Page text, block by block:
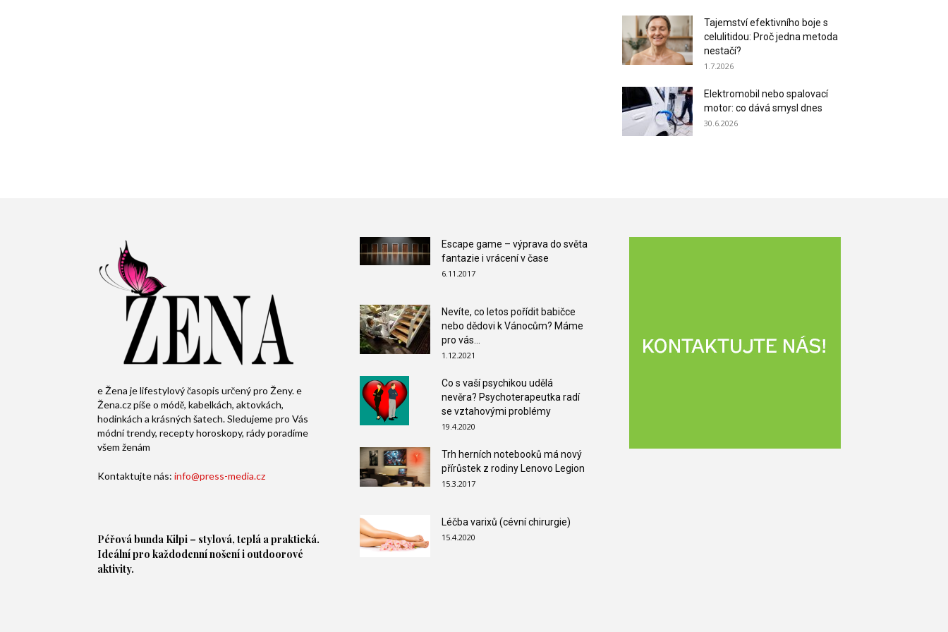
Tajemství efektivního boje s
celulitidou: Proč jedna metoda
nestačí?
1.7.2026
Elektromobil nebo spalovací
motor: co dává smysl dnes
30.6.2026
e Žena je lifestylový časopis určený pro Ženy. e
Žena.cz píše o módě, kabelkách, aktovkách,
hodinkách a krásných šatech. Sledujeme pro Vás
módní trendy, recepty horoskopy, rády poradíme
všem ženám
Kontaktujte nás: info@press-media.cz
Péřová bunda Kilpi – stylová, teplá a praktická.
Ideální pro každodenní nošení i outdoorové
aktivity.
Escape game – výprava do světa
fantazie i vrácení v čase
6.11.2017
Nevíte, co letos pořídit babičce
nebo dědovi k Vánocům? Máme
pro vás...
1.12.2021
Co s vaší psychikou udělá
nevěra? Psychoterapeutka radí
se vztahovými problémy
19.4.2020
Trh herních notebooků má nový
přírůstek z rodiny Lenovo Legion
15.3.2017
Léčba varixů (cévní chirurgie)
15.4.2020